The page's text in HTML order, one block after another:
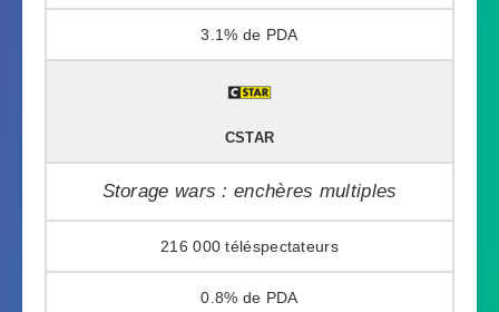
3.1%
CSTAR
Storage wars : enchères multiples
216 000
0.8%